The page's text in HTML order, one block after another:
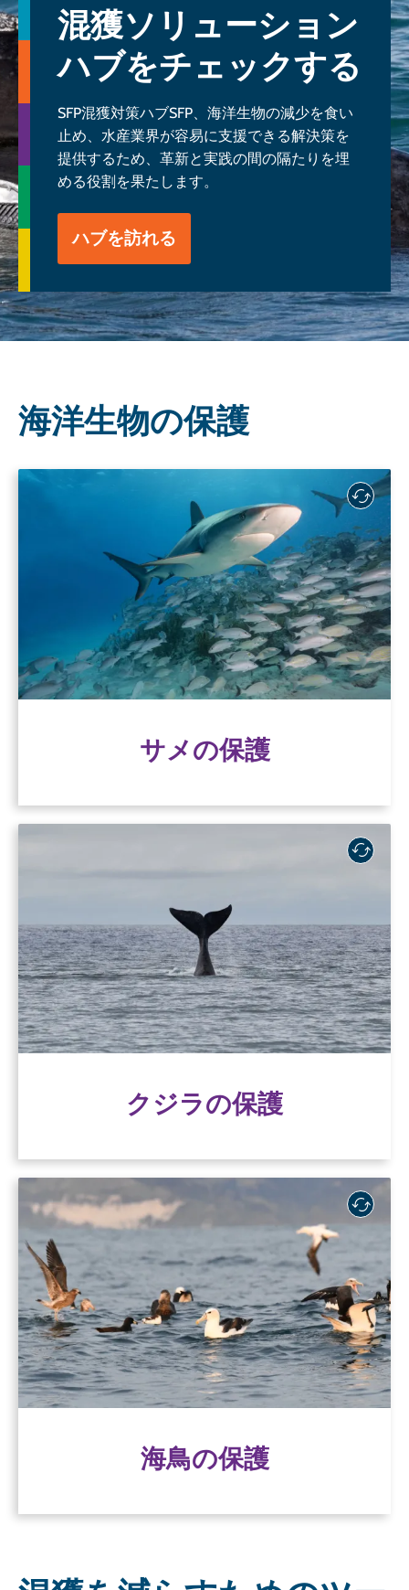
混獲ソリューション
ハブをチェックする
SFP混獲対策ハブSFP、海洋生物の減少を食い
止め、水産業界が容易に支援できる解決策を
提供するため、革新と実践の間の隔たりを埋
める役割を果たします。
ハブを訪れる
海洋生物の保護
サメの保護
サメの保護
サメは海洋生態系の健全性を維持する上で極め
て重要な役割を果たしていますが、商業漁業に
おける混獲や捕獲のリスクにさらされていま
す。
クジラの保護
クジラの保護
クジラは、海洋の健全性を維持し、海洋生態系
を支える上で極めて重要な存在ですが、漁具へ
の絡まりや船舶との衝突による負傷のリスクに
さらされやすいのです。
海鳥の保護
海鳥の保護
海鳥は世界中を移動し、その生涯の大半を海上
で過ごしますが、そこで商業漁具に誤って捕獲
される危険にさらされています。